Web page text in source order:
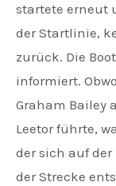
startete erneut
der Startlinie,
zurück. Die
informiert.
Graham Bailey
Leetor führte,
der sich auf der
der Strecke